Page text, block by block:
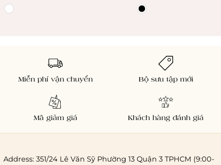
Miễn phí vận chuyển Bộ sưu tập mới
Mã giảm giá Khách hàng đánh giá
Address: 351/24 Lê Văn Sỹ Phường 13 Quận 3 TPHCM (9:00-